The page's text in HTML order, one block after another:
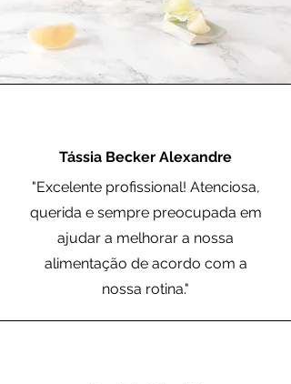
Tássia Becker Alexandre
"Excelente profissional! Atenciosa,
querida e sempre preocupada em
ajudar a melhorar a nossa
alimentação de acordo com a
nossa rotina."